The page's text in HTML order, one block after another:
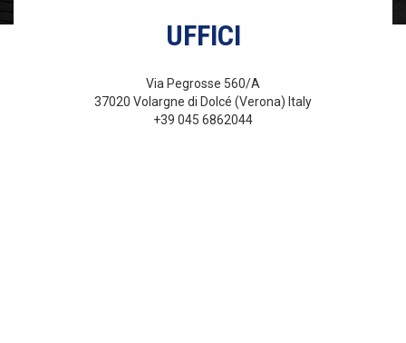
UFFICI
Via Pegrosse 560/A
37020 Volargne di Dolcé (Verona) Italy
+39 045 6862044